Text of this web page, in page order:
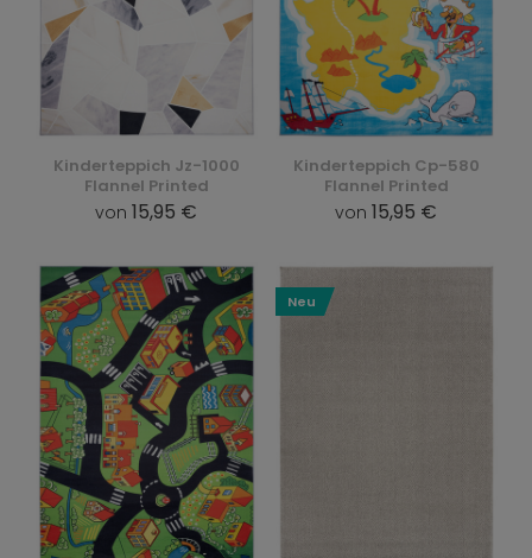
Kinderteppich Jz-1000
Flannel Printed
von 15,95 €
Kinderteppich Cp-580
Flannel Printed
von 15,95 €
Neu